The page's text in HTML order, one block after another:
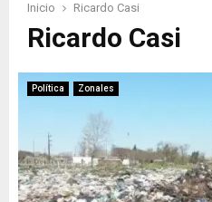
Inicio Ricardo Casi
Ricardo Casi
Política Zonales